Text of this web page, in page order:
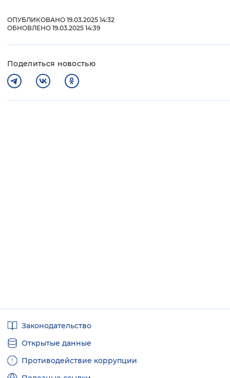
ОПУБЛИКОВАНО 19.03.2025 14:32
ОБНОВЛЕНО 19.03.2025 14:39
Поделиться новостью
ссылкиЗаконодательство
Открытые данные
Противодействие коррупции